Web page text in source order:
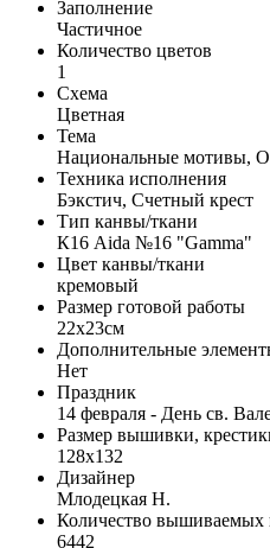
Заполнение
Частичное
Количество цветов
1
Схема
Цветная
Тема
Национальные мотивы,
Техника исполнения
Бэкстич, Счетный крест
Тип канвы/ткани
К16 Aida №16 "Gamma"
Цвет канвы/ткани
кремовый
Размер готовой работы
22x23см
Дополнительные
Нет
Праздник
14 февраля - День св.
Размер вышивки,
128x132
Дизайнер
Млодецкая Н.
Количество вышиваемых
6442